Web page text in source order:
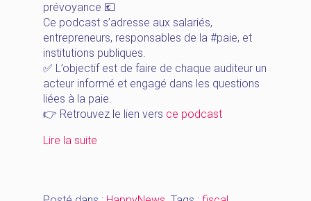
prévoyance 💶
Ce podcast s’adresse aux salariés,
entrepreneurs, responsables de la #paie, et
institutions publiques.
✅ L’objectif est de faire de chaque auditeur un
acteur informé et engagé dans les questions
liées à la paie.
👉 Retrouvez le lien vers ce podcast
Lire la suite